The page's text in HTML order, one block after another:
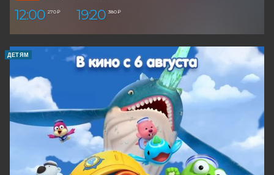
12:00 270 ₽ 19:20 380 ₽
ДЕТЯМ